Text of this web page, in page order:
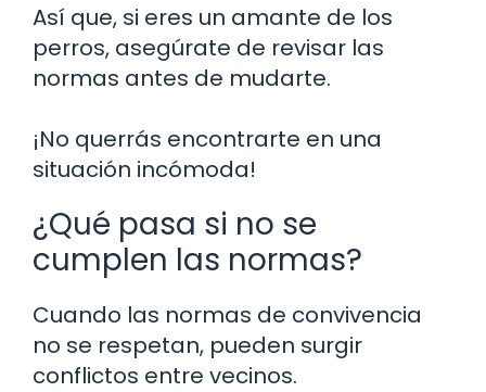
Así que, si eres un amante de los
perros, asegúrate de revisar las
normas antes de mudarte.
¡No querrás encontrarte en una
situación incómoda!
¿Qué pasa si no se
cumplen las normas?
Cuando las normas de convivencia
no se respetan, pueden surgir
conflictos entre vecinos.